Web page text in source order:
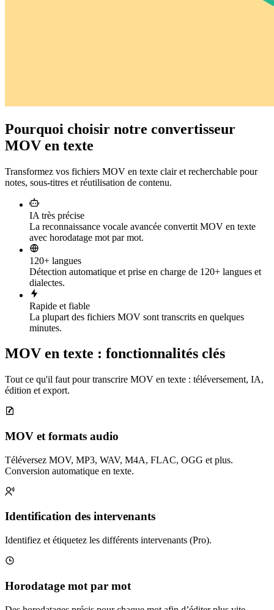
Pourquoi choisir notre convertisseur
MOV en texte
Transformez vos fichiers MOV en texte clair et recherchable pour
notes, sous-titres et réutilisation de contenu.
IA très précise
La reconnaissance vocale avancée convertit MOV en texte
avec horodatage mot par mot.
120+ langues
Détection automatique et prise en charge de 120+ langues et
dialectes.
Rapide et fiable
La plupart des fichiers MOV sont transcrits en quelques
minutes.
MOV en texte : fonctionnalités clés
Tout ce qu'il faut pour transcrire MOV en texte : téléversement, IA,
édition et export.
MOV et formats audio
Téléversez MOV, MP3, WAV, M4A, FLAC, OGG et plus.
Conversion automatique en texte.
Identification des intervenants
Identifiez et étiquetez les différents intervenants (Pro).
Horodatage mot par mot